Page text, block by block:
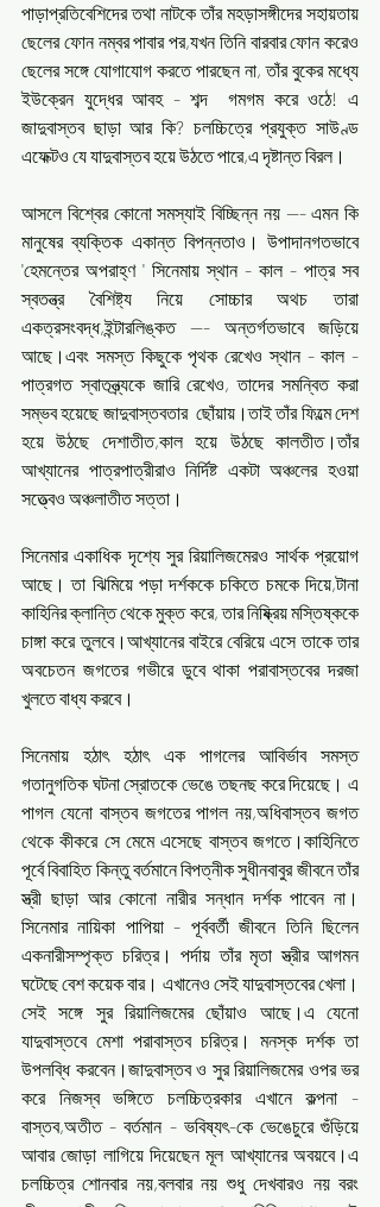
পাড়াপ্রতিবেশিদের তথা নাটকে তাঁর মহড়াসঙ্গীদের সহায়তায়
ছেলের ফোন নম্বর পাবার পর,যখন তিনি বারবার ফোন করেও
ছেলের সঙ্গে যোগাযোগ করতে পারছেন না, তাঁর বুকের মধ্যে
ইউক্রেন যুদ্ধের আবহ - শব্দ  গমগম করে ওঠে! এ
জাদুবাস্তব ছাড়া আর কি? চলচ্চিত্রে প্রযুক্ত সাউণ্ড
এফেক্টও যে যাদুবাস্তব হয়ে উঠতে পারে,এ দৃষ্টান্ত বিরল।
আসলে বিশ্বের কোনো সমস্যাই বিচ্ছিন্ন নয় --- এমন কি
মানুষের ব্যক্তিক একান্ত বিপন্নতাও। উপাদানগতভাবে
'হেমন্তের অপরাহ্ণ ' সিনেমায় স্থান - কাল - পাত্র সব
স্বতন্ত্র বৈশিষ্ট্য নিয়ে সোচ্চার অথচ তারা
একত্রসংবদ্ধ,ইন্টারলিঙ্কত --- অন্তর্গতভাবে জড়িয়ে
আছে।এবং সমস্ত কিছুকে পৃথক রেখেও স্থান - কাল -
পাত্রগত স্বাতন্ত্র্যকে জারি রেখেও, তাদের সমন্বিত করা
সম্ভব হয়েছে জাদুবাস্তবতার  ছোঁয়ায়।তাই তাঁর ফিল্মে দেশ
হয়ে উঠছে দেশাতীত,কাল হয়ে উঠছে কালতীত।তাঁর
আখ্যানের পাত্রপাত্রীরাও নির্দিষ্ট একটা অঞ্চলের হওয়া
সত্ত্বেও অঞ্চলাতীত সত্তা।
সিনেমার একাধিক দৃশ্যে সুর রিয়ালিজমেরও সার্থক প্রয়োগ
আছে। তা ঝিমিয়ে পড়া দর্শককে চকিতে চমকে দিয়ে,টানা
কাহিনির ক্লান্তি থেকে মুক্ত করে, তার নিষ্ক্রিয় মস্তিষ্ককে
চাঙ্গা করে তুলবে।আখ্যানের বাইরে বেরিয়ে এসে তাকে তার
অবচেতন জগতের গভীরে ডুবে থাকা পরাবাস্তবের দরজা
খুলতে বাধ্য করবে।
সিনেমায় হঠাৎ হঠাৎ এক পাগলের আবির্ভাব সমস্ত
গতানুগতিক ঘটনা স্রোতকে ভেঙে তছনছ করে দিয়েছে। এ
পাগল যেনো বাস্তব জগতের পাগল নয়,অধিবাস্তব জগত
থেকে কীকরে সে মেমে এসেছে বাস্তব জগতে।কাহিনিতে
পূর্বে বিবাহিত কিন্তু বর্তমানে বিপত্নীক সুধীনবাবুর জীবনে তাঁর
স্ত্রী ছাড়া আর কোনো নারীর সন্ধান দর্শক পাবেন না।
সিনেমার নায়িকা পাপিয়া - পূর্ববর্তী জীবনে তিনি ছিলেন
একনারীসম্পৃক্ত চরিত্র। পর্দায় তাঁর মৃতা স্ত্রীর আগমন
ঘটেছে বেশ কয়েক বার। এখানেও সেই যাদুবাস্তবের খেলা।
সেই সঙ্গে সুর রিয়ালিজমের ছোঁয়াও আছে।এ যেনো
যাদুবাস্তবে মেশা পরাবাস্তব চরিত্র। মনস্ক দর্শক তা
উপলব্ধি করবেন।জাদুবাস্তব ও সুর রিয়ালিজমের ওপর ভর
করে নিজস্ব ভঙ্গিতে চলচ্চিত্রকার এখানে কল্পনা -
বাস্তব,অতীত - বর্তমান - ভবিষ্যৎ-কে ভেঙেচুরে গুঁড়িয়ে
আবার জোড়া লাগিয়ে দিয়েছেন মূল আখ্যানের অবয়বে।এ
চলচ্চিত্র শোনবার নয়,বলবার নয় শুধু দেখবারও নয় বরং